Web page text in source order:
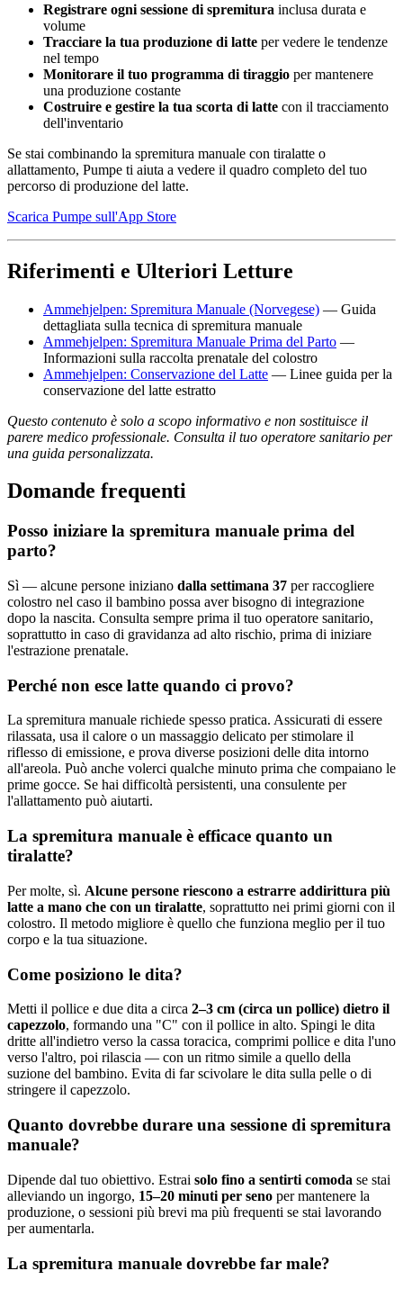
Registrare ogni sessione di spremitura inclusa durata e
volume
Tracciare la tua produzione di latte per vedere le tendenze
nel tempo
Monitorare il tuo programma di tiraggio per mantenere
una produzione costante
Costruire e gestire la tua scorta di latte con il tracciamento
dell'inventario
Se stai combinando la spremitura manuale con tiralatte o
allattamento, Pumpe ti aiuta a vedere il quadro completo del tuo
percorso di produzione del latte.
Scarica Pumpe sull'App Store
Riferimenti e Ulteriori Letture
Ammehjelpen: Spremitura Manuale (Norvegese) — Guida
dettagliata sulla tecnica di spremitura manuale
Ammehjelpen: Spremitura Manuale Prima del Parto —
Informazioni sulla raccolta prenatale del colostro
Ammehjelpen: Conservazione del Latte — Linee guida per la
conservazione del latte estratto
Questo contenuto è solo a scopo informativo e non sostituisce il
parere medico professionale. Consulta il tuo operatore sanitario per
una guida personalizzata.
Domande frequenti
Posso iniziare la spremitura manuale prima del
parto?
Sì — alcune persone iniziano dalla settimana 37 per raccogliere
colostro nel caso il bambino possa aver bisogno di integrazione
dopo la nascita. Consulta sempre prima il tuo operatore sanitario,
soprattutto in caso di gravidanza ad alto rischio, prima di iniziare
l'estrazione prenatale.
Perché non esce latte quando ci provo?
La spremitura manuale richiede spesso pratica. Assicurati di essere
rilassata, usa il calore o un massaggio delicato per stimolare il
riflesso di emissione, e prova diverse posizioni delle dita intorno
all'areola. Può anche volerci qualche minuto prima che compaiano le
prime gocce. Se hai difficoltà persistenti, una consulente per
l'allattamento può aiutarti.
La spremitura manuale è efficace quanto un
tiralatte?
Per molte, sì. Alcune persone riescono a estrarre addirittura più
latte a mano che con un tiralatte, soprattutto nei primi giorni con il
colostro. Il metodo migliore è quello che funziona meglio per il tuo
corpo e la tua situazione.
Come posiziono le dita?
Metti il pollice e due dita a circa 2–3 cm (circa un pollice) dietro il
capezzolo, formando una "C" con il pollice in alto. Spingi le dita
dritte all'indietro verso la cassa toracica, comprimi pollice e dita l'uno
verso l'altro, poi rilascia — con un ritmo simile a quello della
suzione del bambino. Evita di far scivolare le dita sulla pelle o di
stringere il capezzolo.
Quanto dovrebbe durare una sessione di spremitura
manuale?
Dipende dal tuo obiettivo. Estrai solo fino a sentirti comoda se stai
alleviando un ingorgo, 15–20 minuti per seno per mantenere la
produzione, o sessioni più brevi ma più frequenti se stai lavorando
per aumentarla.
La spremitura manuale dovrebbe far male?